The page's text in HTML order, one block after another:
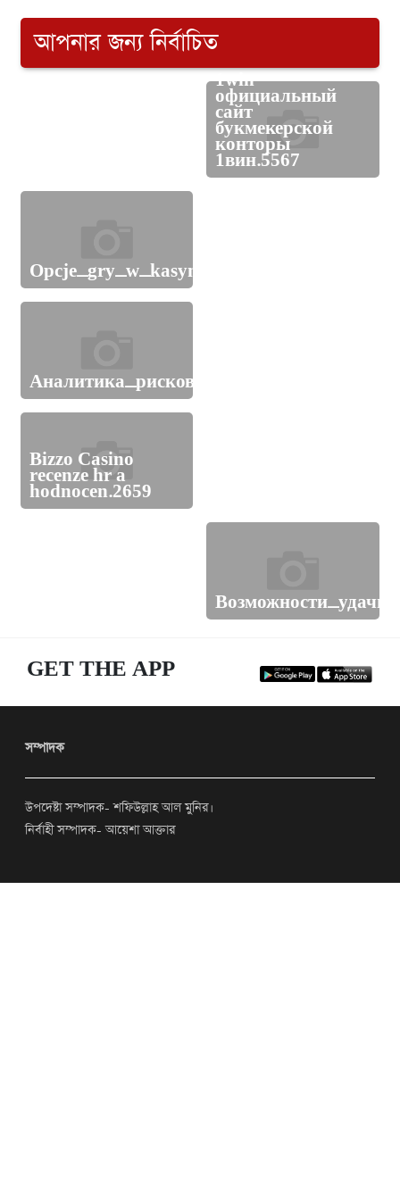
আপনার জন্য নির্বাচিত
1win
официальный
сайт
букмекерской
конторы
1вин.5567
Bizzo Casino
recenze hr a
hodnocen.2659
GET THE APP
সম্পাদক
উপদেষ্টা সম্পাদক- শফিউল্লাহ আল মুনির।
নির্বাহী সম্পাদক- আয়েশা আক্তার